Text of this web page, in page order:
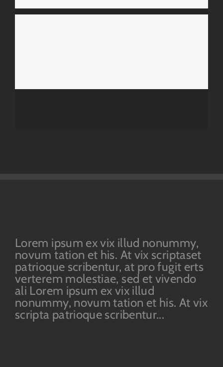
Lorem ipsum ex vix illud nonummy,
novum tation et his. At vix scriptaset
patrioque scribentur, at pro fugit erts
verterem molestiae, sed et vivendo
ali Lorem ipsum ex vix illud
nonummy, novum tation et his. At vix
scripta patrioque scribentur...